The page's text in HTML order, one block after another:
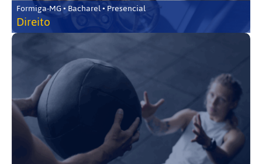
Formiga-MG • Bacharel • Presencial
Direito